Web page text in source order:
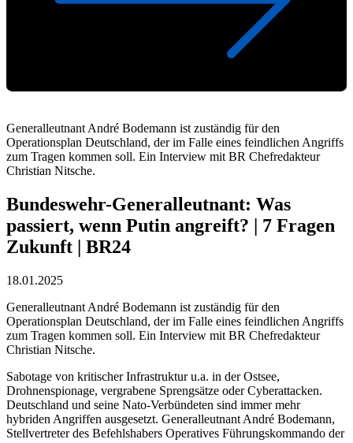
Generalleutnant André Bodemann ist zuständig für den
Operationsplan Deutschland, der im Falle eines feindlichen Angriffs
zum Tragen kommen soll. Ein Interview mit BR Chefredakteur
Christian Nitsche.
Bundeswehr-Generalleutnant: Was
passiert, wenn Putin angreift? | 7 Fragen
Zukunft | BR24
18.01.2025
Generalleutnant André Bodemann ist zuständig für den
Operationsplan Deutschland, der im Falle eines feindlichen Angriffs
zum Tragen kommen soll. Ein Interview mit BR Chefredakteur
Christian Nitsche.
Sabotage von kritischer Infrastruktur u.a. in der Ostsee,
Drohnenspionage, vergrabene Sprengsätze oder Cyberattacken.
Deutschland und seine Nato-Verbündeten sind immer mehr
hybriden Angriffen ausgesetzt. Generalleutnant André Bodemann,
Stellvertreter des Befehlshabers Operatives Führungskommando der